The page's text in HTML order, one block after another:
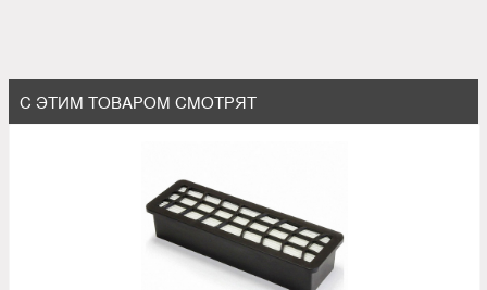
С ЭТИМ ТОВАРОМ СМОТРЯТ